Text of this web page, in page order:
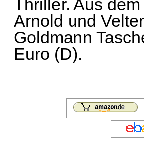
Thriller. Aus
Arnold und
Goldmann
Euro (D).